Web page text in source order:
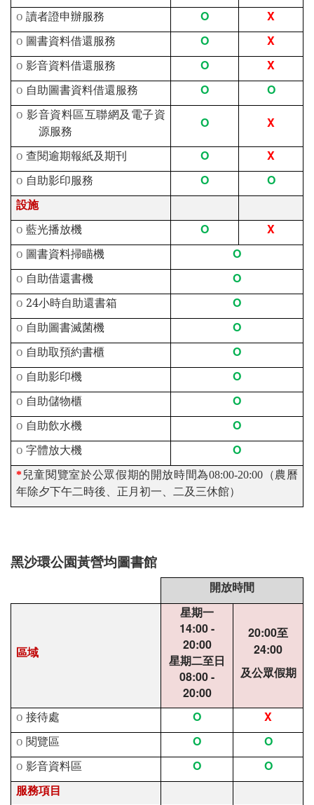
o 讀者證申辦服務 O X
o 圖書資料借還服務 O X
o 影音資料借還服務 O X
o 自助圖書資料借還服務 O O
o 影音資料區互聯網及電子資
源服務
O X
o 查閱逾期報紙及期刊 O X
o 自助影印服務 O O
設施
o 藍光播放機 O X
o 圖書資料掃瞄機 O
o 自助借還書機 O
o 24小時自助還書箱 O
o 自助圖書滅菌機 O
o 自助取預約書櫃 O
o 自助影印機 O
o 自助儲物櫃 O
o 自助飲水機 O
o 字體放大機 O
*兒童閱覽室於公眾假期的開放時間為08:00-20:00（農曆
年除夕下午二時後、正月初一、二及三休館）
黑沙環公園黃營均圖書館
開放時間
區域
星期一
14:00 -
20:00
星期二至日
08:00 -
20:00
20:00至
24:00
及公眾假期
o 接待處 O X
o 閱覽區 O O
o 影音資料區 O O
服務項目